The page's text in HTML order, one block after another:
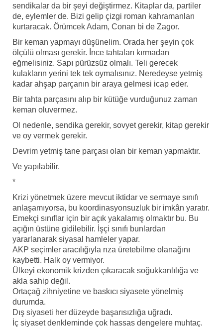
sendikalar da bir şeyi değiştirmez. Kitaplar da, partiler
de, eylemler de. Bizi gelip çizgi roman kahramanları
kurtaracak. Örümcek Adam, Conan bi de Zagor.
Bir keman yapmayı düşünelim. Orada her şeyin çok
ölçülü olması gerekir. İnce tahtaları kırmadan
eğmelisiniz. Sapı pürüzsüz olmalı. Teli gerecek
kulakların yerini tek tek oymalısınız. Neredeyse yetmiş
kadar ahşap parçanın bir araya gelmesi icap eder.
Bir tahta parçasını alıp bir kütüğe vurduğunuz zaman
keman oluvermez.
Ol nedenle, sendika gerekir, sovyet gerekir, kitap gerekir
ve oy vermek gerekir.
Devrim yetmiş tane parçası olan bir keman yapmaktır.
Ve yapılabilir.
*
Krizi yönetmek üzere mevcut iktidar ve sermaye sınıfı
anlaşamıyorsa, bu koordinasyonsuzluk bir imkân yaratır.
Emekçi sınıflar için bir açık yakalamış olmaktır bu. Bu
açığın üstüne gidilebilir. İşçi sınıfı bunlardan
yararlanarak siyasal hamleler yapar.
AKP seçimler aracılığıyla rıza üretebilme olanağını
kaybetti. Halk oy vermiyor.
Ülkeyi ekonomik krizden çıkaracak soğukkanlılığa ve
akla sahip değil.
Ortaçağ zihniyetine ve baskıcı siyasete yönelmiş
durumda.
Dış siyaseti her düzeyde başarısızlığa uğradı.
İç siyaset denkleminde çok hassas dengelere muhtaç.